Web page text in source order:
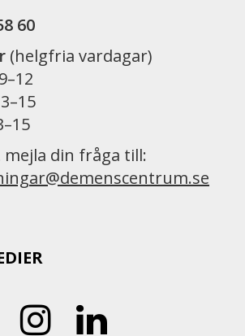
60
(helgfria vardagar)
din fråga till: